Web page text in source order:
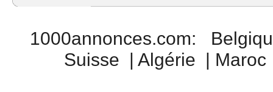
1000annonces.com:
Suisse | Algérie | Maroc